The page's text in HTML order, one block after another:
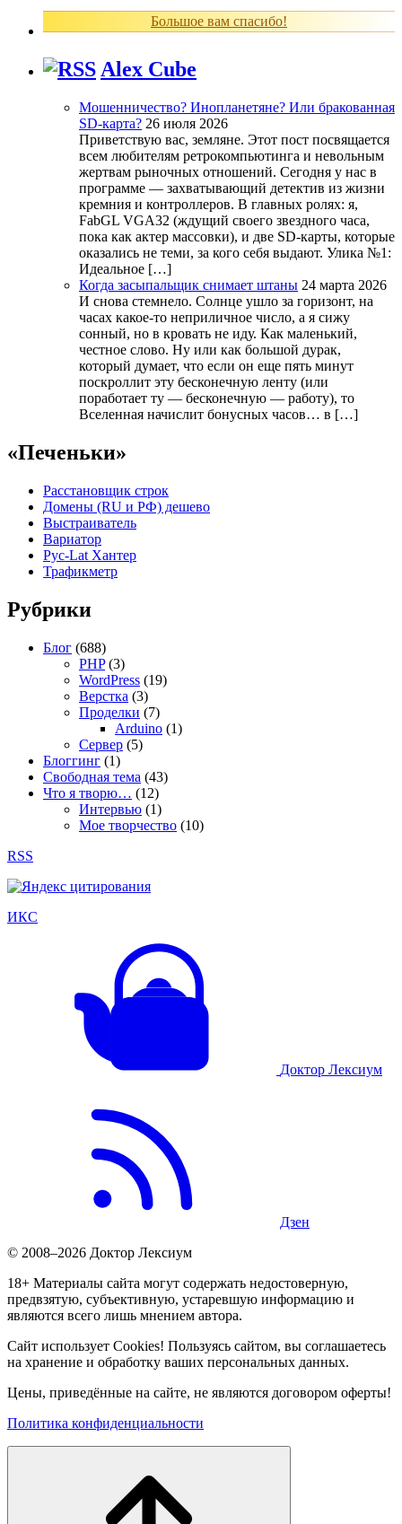
Большое вам спасибо!
Alex Cube
Мошенничество? Инопланетяне? Или бракованная
SD-карта? 26 июля 2026
Приветствую вас, земляне. Этот пост посвящается
всем любителям ретрокомпьютинга и невольным
жертвам рыночных отношений. Сегодня у нас в
программе — захватывающий детектив из жизни
кремния и контроллеров. В главных ролях: я,
FabGL VGA32 (ждущий своего звездного часа,
пока как актер массовки), и две SD-карты, которые
оказались не теми, за кого себя выдают. Улика №1:
Идеальное […]
Когда засыпальщик снимает штаны 24 марта 2026
И снова стемнело. Солнце ушло за горизонт, на
часах какое-то неприличное число, а я сижу
сонный, но в кровать не иду. Как маленький,
честное слово. Ну или как большой дурак,
который думает, что если он еще пять минут
поскроллит эту бесконечную ленту (или
поработает ту — бесконечную — работу), то
Вселенная начислит бонусных часов… в […]
«Печеньки»
Расстановщик строк
Домены (RU и РФ) дешево
Выстраиватель
Вариатор
Рус-Lat Хантер
Трафикметр
Рубрики
Блог (688)
PHP(3)
WordPress (19)
Верстка (3)
Проделки (7)
Arduino (1)
Сервер (5)
Блоггинг (1)
Свободная тема (43)
Что я творю… (12)
Интервью (1)
Мое творчество (10)
RSS
ИКС
Доктор Лексиум
Дзен
© 2008–2026 Доктор Лексиум
18+ Материалы сайта могут содержать недостоверную,
предвзятую, субъективную, устаревшую информацию и
являются всего лишь мнением автора.
Сайт использует Cookies! Пользуясь сайтом, вы соглашаетесь
на хранение и обработку ваших персональных данных.
Цены, приведённые на сайте, не являются договором оферты!
Политика конфиденциальности